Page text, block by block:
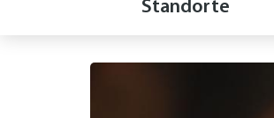
Horizontale
Navigation
Standorte